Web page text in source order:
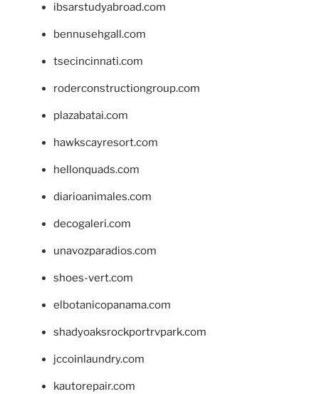
ibsarstudyabroad.com
bennusehgall.com
tsecincinnati.com
roderconstructiongroup.com
plazabatai.com
hawkscayresort.com
hellonquads.com
diarioanimales.com
decogaleri.com
unavozparadios.com
shoes-vert.com
elbotanicopanama.com
shadyoaksrockportrvpark.com
jccoinlaundry.com
kautorepair.com